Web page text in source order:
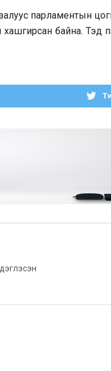
парламентын
байна. Тэд